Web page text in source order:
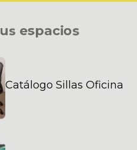
us espacios
Catálogo Sillas Oficina